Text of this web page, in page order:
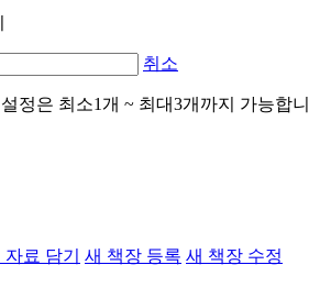
취소
정은 최소1개 ~ 최대3개까지 가능합니
료 담기 새 책장 등록 새 책장 수정